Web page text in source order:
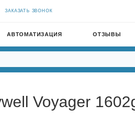
ЗАКАЗАТЬ ЗВОНОК
АВТОМАТИЗАЦИЯ ОТЗЫВЫ
Voyager